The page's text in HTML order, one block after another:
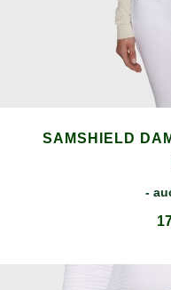
SAMSHIELD
-